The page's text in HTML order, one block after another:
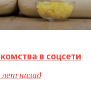
в соцсети
лет назад